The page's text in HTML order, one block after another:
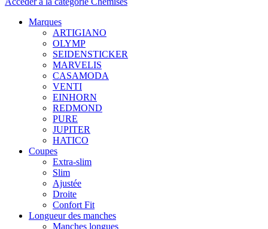
Marques
ARTIGIANO
OLYMP
SEIDENSTICKER
MARVELIS
CASAMODA
VENTI
EINHORN
REDMOND
PURE
JUPITER
HATICO
Coupes
Extra-slim
Slim
Ajustée
Droite
Confort Fit
Longueur des manches
Manches longues